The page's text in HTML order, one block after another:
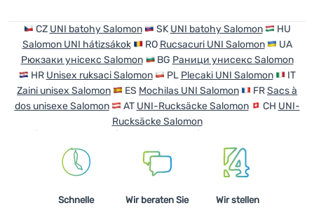
CZ UNI batohy Salomon SK UNI batohy Salomon
HU
Salomon UNI hátizsákok
RO Rucsacuri UNI Salomon
UA
Рюкзаки унісекс Salomon
BG Раници унисекс Salomon
HR Unisex ruksaci Salomon PL Plecaki UNI Salomon
IT
Zaini unisex Salomon
ES Mochilas UNI Salomon FRSacs à
dos unisexe Salomon
AT UNI-Rucksäcke Salomon CH UNI-
Rucksäcke Salomon
Schnelle
Wir beraten Sie
Wir stellen